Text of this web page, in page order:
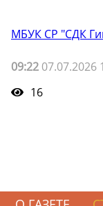
МБУК СР "СДК
09:22 07.07.2026
16